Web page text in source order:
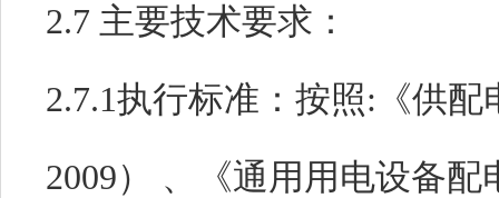
2.7 主要技术要求：
2.7.1执行标准： 按照:《供配
2009） 、《通用用电设备配